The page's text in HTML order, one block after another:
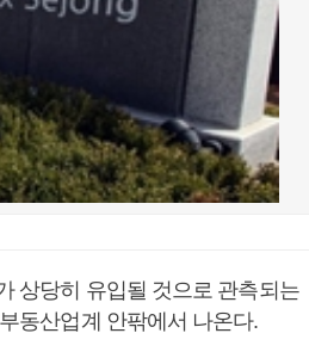
상당히 유입될 것으로 관측되는
동산업계 안팎에서 나온다.